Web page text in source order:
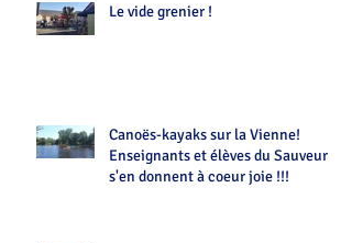
Le vide grenier !
Canoës-kayaks sur la Vienne!
Enseignants et élèves du Sauveur
s'en donnent à coeur joie !!!